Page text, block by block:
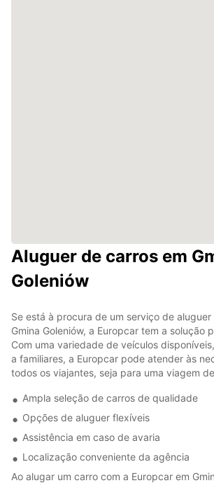
Aluguer de carros em
Goleniów
Se está à procura de um serviço de
Gmina Goleniów, a Europcar tem a solução
Com uma variedade de veículos
a familiares, a Europcar pode atender às
todos os viajantes, seja para uma viagem
Ampla seleção de carros de qualidade
Opções de aluguer flexíveis
Assistência em caso de avaria
Localização conveniente da agência
Ao alugar um carro com a Europcar em